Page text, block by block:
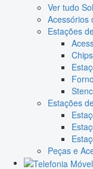
Ver tudo
Acessórios
Estações
Estações
Peças e